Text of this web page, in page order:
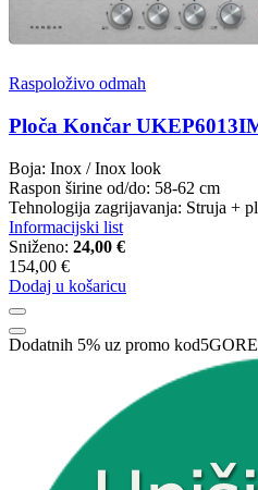
Raspoloživo odmah
Ploča Končar
Boja: Inox / Inox look
Raspon širine od/do: 58-62 cm
Tehnologija zagrijavanja: Struja +
Informacijski list
Sniženo: 24,00 €
154,00 €
Dodaj u košaricu
Dodatnih 5% uz promo kod